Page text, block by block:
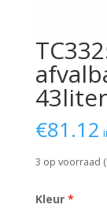
€81.12
3 op voorraad
Kleur